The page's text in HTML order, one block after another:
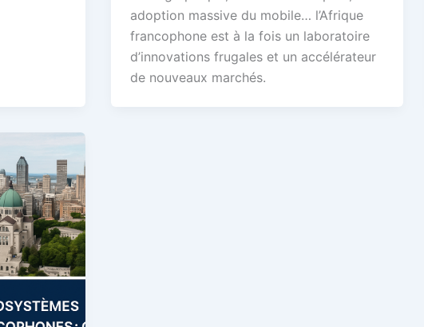
adoption massive du mobile… l’Afrique
francophone est à la fois un laboratoire
d’innovations frugales et un accélérateur
de nouveaux marchés.